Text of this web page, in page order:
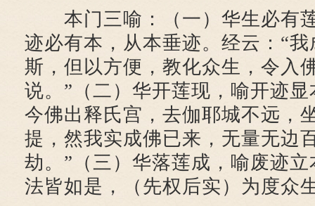
本门三喻：（一）华生必有
迹必有本，从本垂迹。经云：“
斯，但以方便，教化众生，令入
说。”（二）华开莲现，喻开迹
今佛出释氏宫，去伽耶城不远，
提，然我实成佛已来，无量无边
劫。”（三）华落莲成，喻废迹
法皆如是，（先权后实）为度众